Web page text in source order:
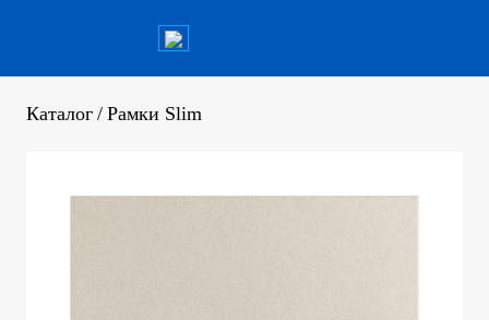
Каталог / Рамки Slim